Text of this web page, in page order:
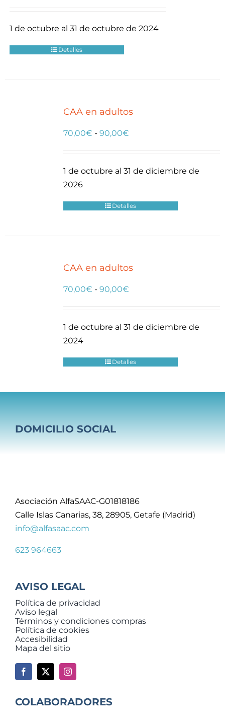
desde
1 de octubre al 31 de octubre de 2024
Detalles
CAA en adultos
70,00€ - 90,00€Rango
desde
hasta
1 de octubre al 31 de diciembre de
2026
Detalles
CAA en adultos
70,00€ - 90,00€Rango
desde
hasta
1 de octubre al 31 de diciembre de
2024
Detalles
DOMICILIO SOCIAL
Asociación AlfaSAAC-G01818186
Calle Islas Canarias, 38, 28905, Getafe (Madrid)
info@alfasaac.com
623 964663
AVISO LEGAL
Política de privacidad
Aviso legal
Términos y condiciones compras
Política de cookies
Accesibilidad
Mapa del sitio
COLABORADORES